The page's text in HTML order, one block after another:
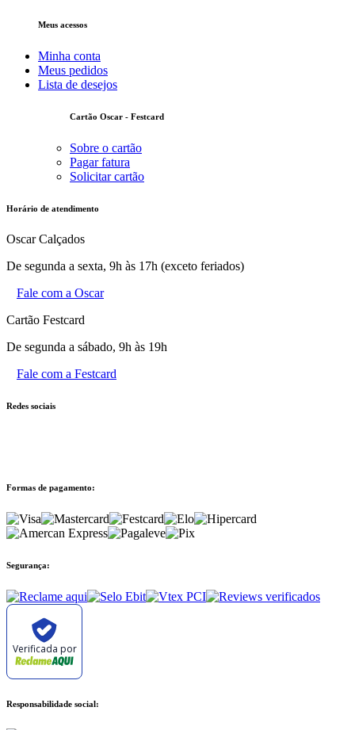
Meus acessos
Minha conta
Meus pedidos
Lista de desejos
Cartão Oscar - Festcard
Sobre o cartão
Pagar fatura
Solicitar cartão
Horário de atendimento
Oscar Calçados
De segunda a sexta, 9h às 17h (exceto feriados)
Fale com a Oscar
Cartão Festcard
De segunda a sábado, 9h às 19h
Fale com a Festcard
Redes sociais
Formas de pagamento:
Segurança:
Verificada por
Responsabilidade social: